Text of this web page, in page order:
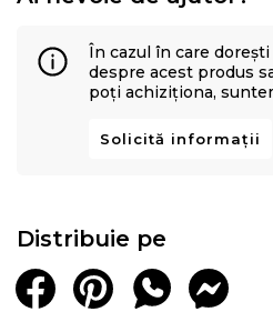
În cazul în care
despre acest produs
poți achiziționa,
Solicită informații
Distribuie pe